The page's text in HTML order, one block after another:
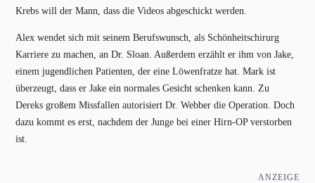
Krebs will der Mann, dass die Videos abgeschickt werden.
Alex wendet sich mit seinem Berufswunsch, als Schönheitschirurg
Karriere zu machen, an Dr. Sloan. Außerdem erzählt er ihm von Jake,
einem jugendlichen Patienten, der eine Löwenfratze hat. Mark ist
überzeugt, dass er Jake ein normales Gesicht schenken kann. Zu
Dereks großem Missfallen autorisiert Dr. Webber die Operation. Doch
dazu kommt es erst, nachdem der Junge bei einer Hirn-OP verstorben
ist.
ANZEIGE